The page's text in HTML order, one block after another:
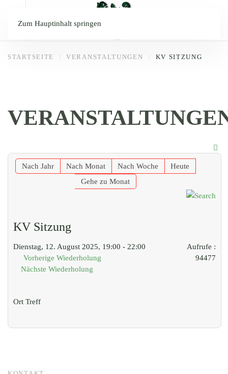
Zum Hauptinhalt springen
STARTSEITE VERANSTALTUNGEN KV SITZUNG
Nach Jahr Nach Monat Nach Woche
Heute
Gehe zu Monat
KV Sitzung
Dienstag, 12. August 2025, 19:00 - 22:00
Vorherige Wiederholung
Nächste Wiederholung
Aufrufe :
94477
Ort Treff